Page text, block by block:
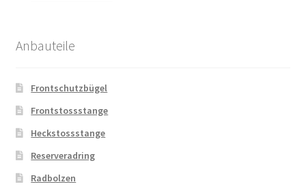
Anbauteile
Frontschutzbügel
Frontstossstange
Heckstossstange
Reserveradring
Radbolzen